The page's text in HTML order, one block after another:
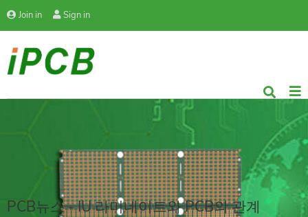
Join in Sign in
PCB뉴스 - IU 라미네이트와 PCB의 관계